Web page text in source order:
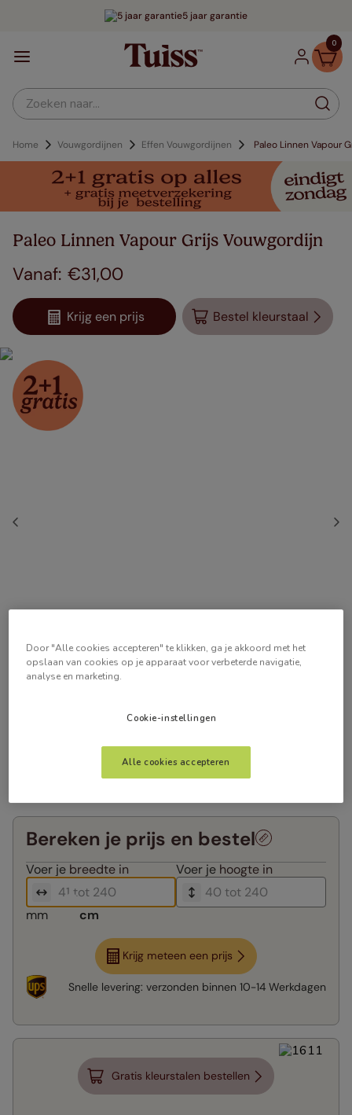
5 jaar garantie
0
Zoeken naar...
Home Vouwgordijnen Effen Vouwgordijnen Paleo Linnen Vapour
Paleo Linnen Vapour Grijs Vouwgordijn
€31,00
Krijg een prijs Bestel kleurstaal
Bereken je prijs en bestel
Voer je breedte in Voer je hoogte in
mm cm
Krijg meteen een prijs
Snelle levering: verzonden binnen 10-14 Werkdagen
Gratis kleurstalen bestellen
Door "Alle cookies accepteren" te klikken, ga je akkoord met het
opslaan van cookies op je apparaat voor verbeterde navigatie,
analyse en marketing.
Cookie-instellingen
Alle cookies accepteren